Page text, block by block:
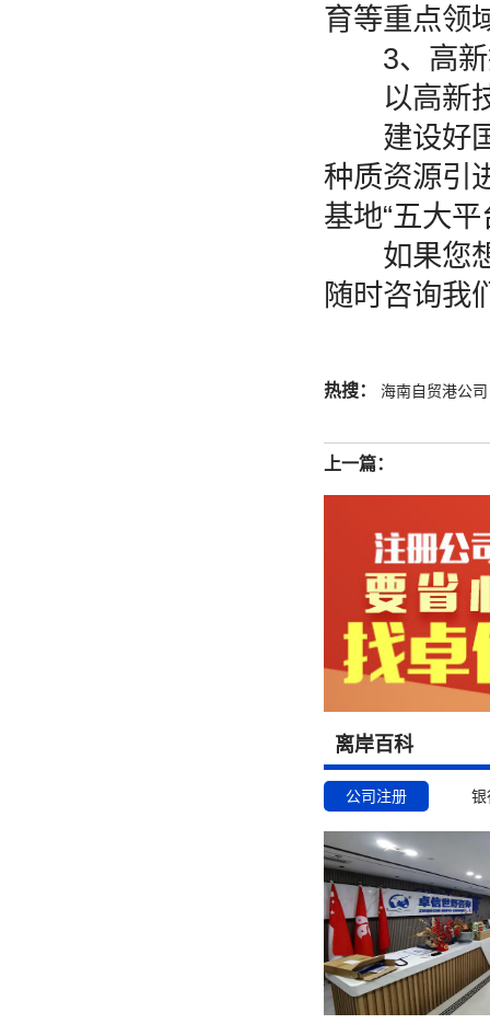
育等重点领
3、高新
以高新技
建设好国
种质资源引
基地“五大
如果您
随时咨询我
热搜： 海南自贸港公司
上一篇：
离岸百科
公司注册 银